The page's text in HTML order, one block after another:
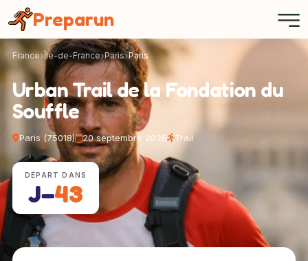
Preparun
France Île-de-France Paris Paris
Urban Trail de la Fondation du
Souffle
Paris (75018) 20 septembre 2026 Trail
DÉPART DANS
J−43
Panneau de gestion des cookies